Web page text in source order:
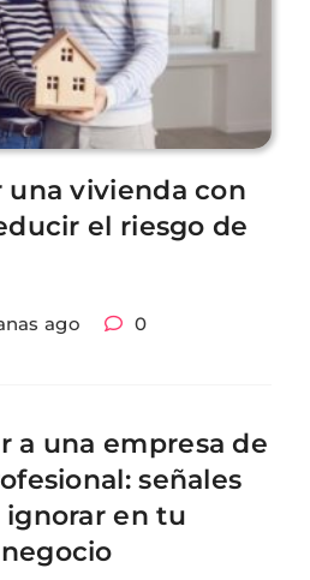
una vivienda con
el riesgo de
ago 0
a una empresa de
señales
en tu